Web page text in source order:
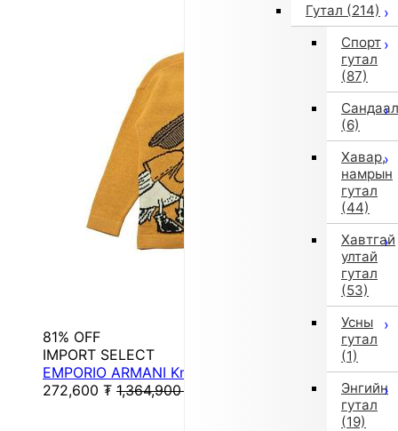
Гутал (214)
Спорт
гутал
(87)
Сандаал
(6)
Хавар,
намрын
гутал
(44)
Хавтгай
ултай
гутал
(53)
Усны
гутал
(1)
Энгийн
гутал
(19)
81% OFF
IMPORT SELECT
EMPORIO ARMANI Knit Sweater (Inner) (Orange)
272,600 ₮ 1,364,900